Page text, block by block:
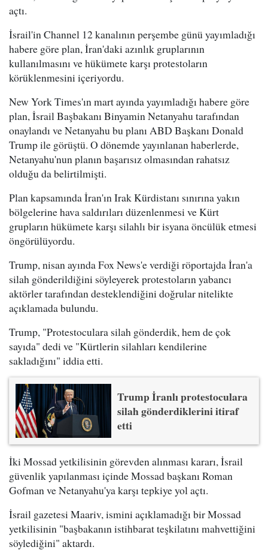
açtı.
İsrail'in Channel 12 kanalının perşembe günü yayımladığı
habere göre plan, İran'daki azınlık gruplarının
kullanılmasını ve hükümete karşı protestoların
körüklenmesini içeriyordu.
New York Times'ın mart ayında yayımladığı habere göre
plan, İsrail Başbakanı Binyamin Netanyahu tarafından
onaylandı ve Netanyahu bu planı ABD Başkanı Donald
Trump ile görüştü. O dönemde yayınlanan haberlerde,
Netanyahu'nun planın başarısız olmasından rahatsız
olduğu da belirtilmişti.
Plan kapsamında İran'ın Irak Kürdistanı sınırına yakın
bölgelerine hava saldırıları düzenlenmesi ve Kürt
grupların hükümete karşı silahlı bir isyana öncülük etmesi
öngörülüyordu.
Trump, nisan ayında Fox News'e verdiği röportajda İran'a
silah gönderildiğini söyleyerek protestoların yabancı
aktörler tarafından desteklendiğini doğrular nitelikte
açıklamada bulundu.
Trump, "Protestoculara silah gönderdik, hem de çok
sayıda" dedi ve "Kürtlerin silahları kendilerine
sakladığını" iddia etti.
Trump İranlı protestoculara
silah gönderdiklerini itiraf
etti
İki Mossad yetkilisinin görevden alınması kararı, İsrail
güvenlik yapılanması içinde Mossad başkanı Roman
Gofman ve Netanyahu'ya karşı tepkiye yol açtı.
İsrail gazetesi Maariv, ismini açıklamadığı bir Mossad
yetkilisinin "başbakanın istihbarat teşkilatını mahvettiğini
söylediğini" aktardı.